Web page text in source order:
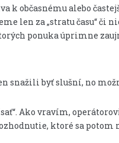
občasnému alebo
len za „stratu času“ či
ponuka úprimne
snažili byť slušní, no
Ako vravím,
ktoré sa potom